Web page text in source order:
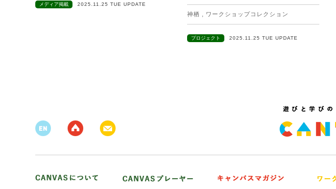
メディア掲載 2025.11.25 TUE UPDATE
神栖 , ワークショップコレクション
プロジェクト 2025.11.25 TUE UPDATE